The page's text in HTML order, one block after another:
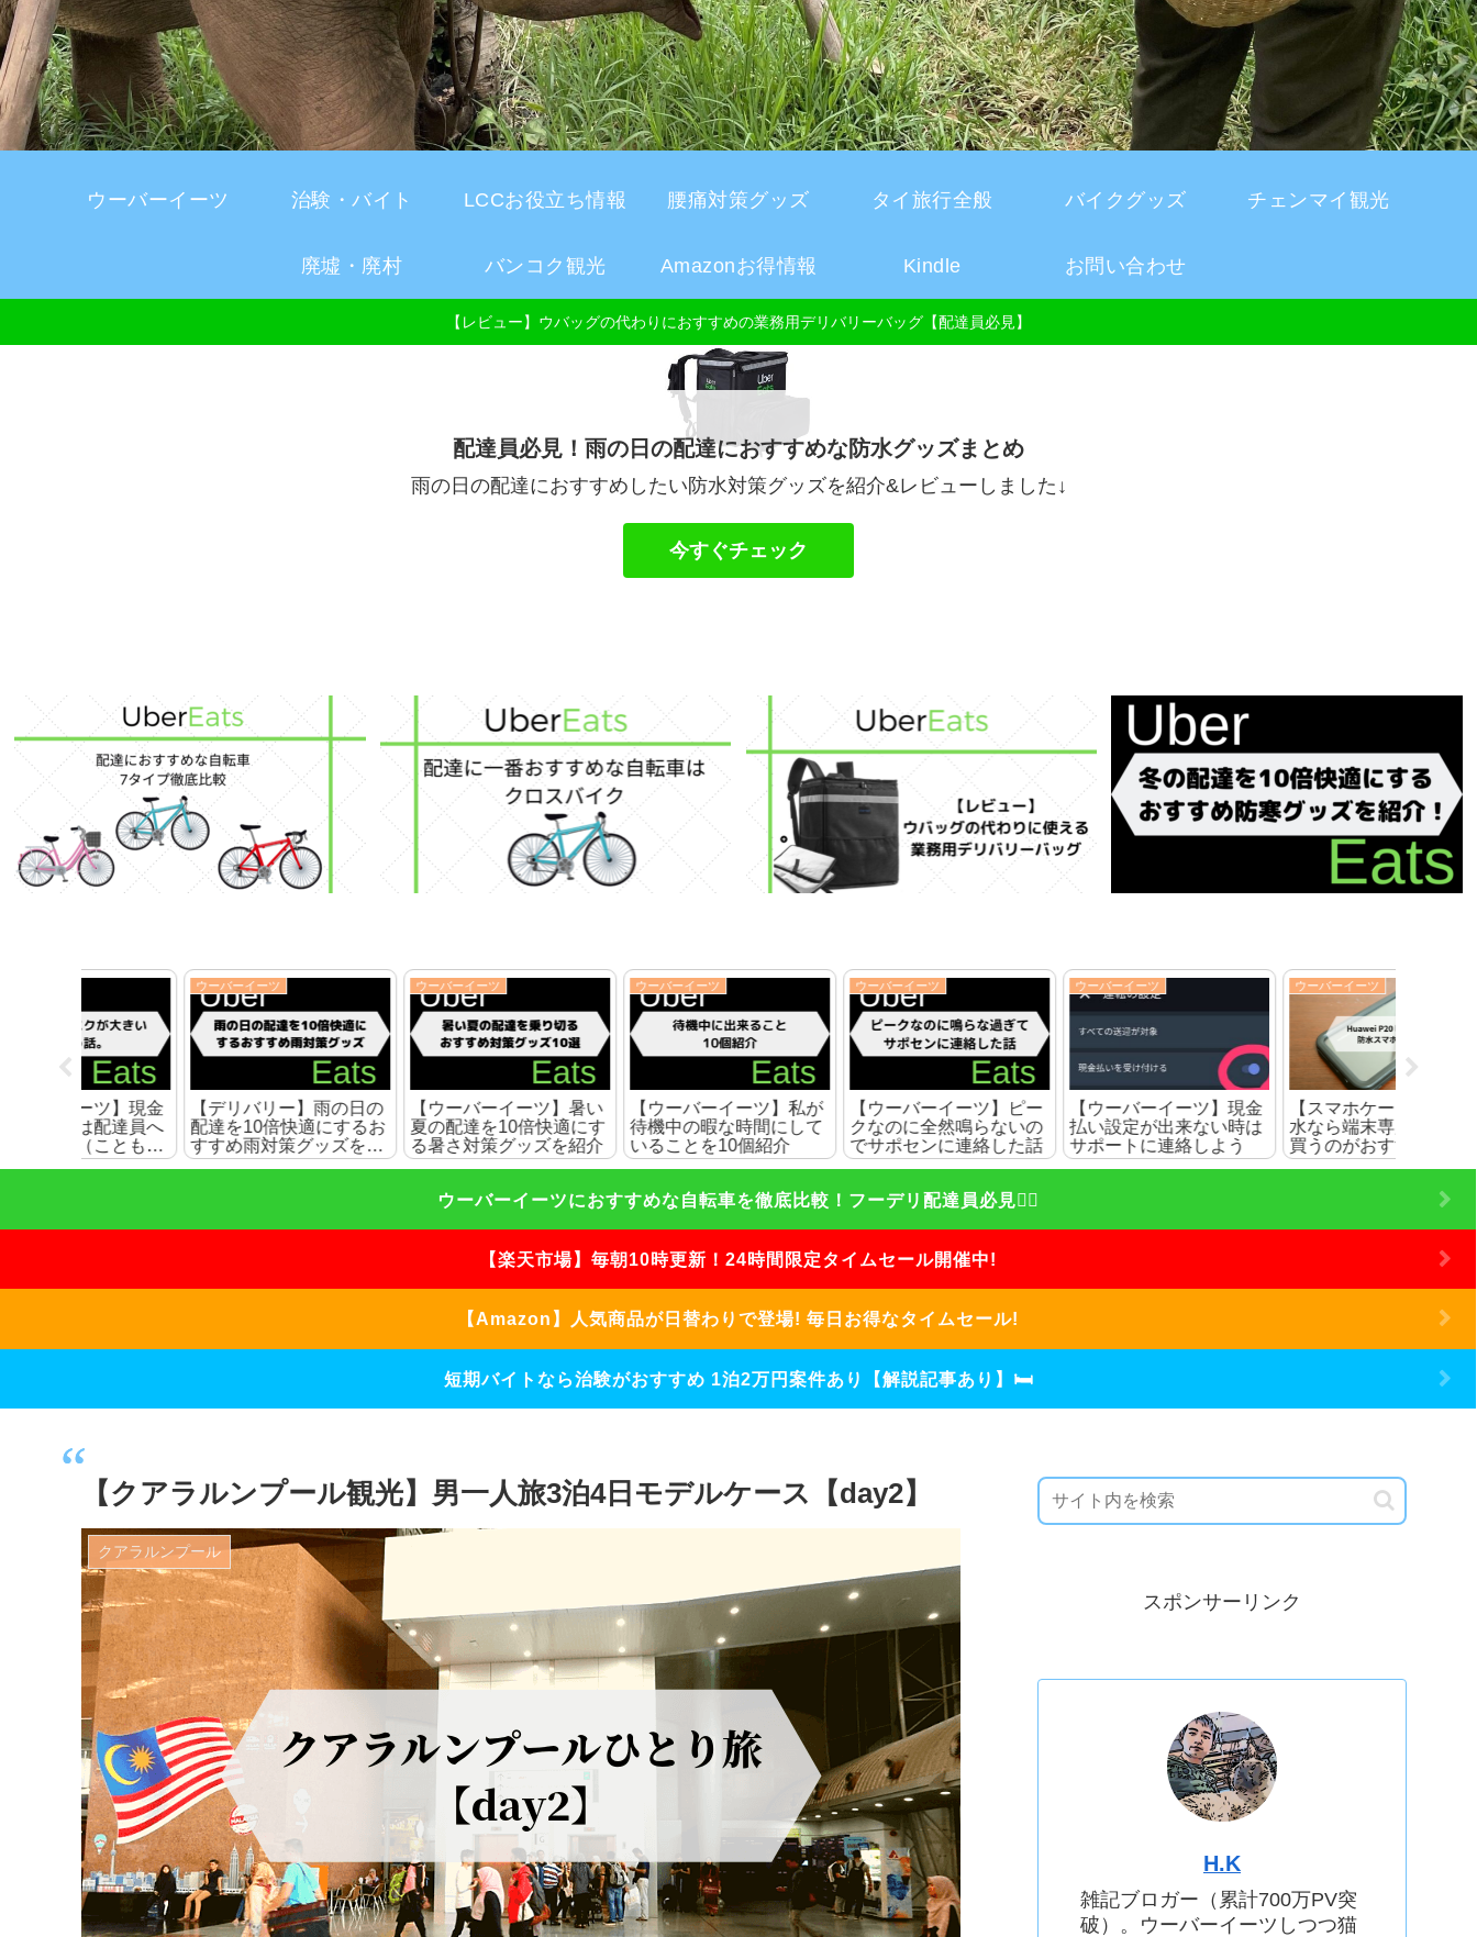
ウーバーイーツ 治験・バイト LCCお役立ち情報 腰痛対策グッズ タイ旅行全般 バイクグッズ チェンマイ観光
廃墟・廃村 バンコク観光 Amazonお得情報 Kindle お問い合わせ
【レビュー】ウバッグの代わりにおすすめの業務用デリバリーバッグ【配達員必見】
配達員必見！雨の日の配達におすすめな防水グッズまとめ
雨の日の配達におすすめしたい防水対策グッズを紹介&レビューしました↓
今すぐチェック
【デリバリー】雨の日の
配達を10倍快適にするお
すすめ雨対策グッズを紹
介
【ウーバーイーツ】暑い
夏の配達を10倍快適にす
る暑さ対策グッズを紹介
【ウーバーイーツ】私が
待機中の暇な時間にして
いることを10個紹介
【ウーバーイーツ】ピー
クなのに全然鳴らないの
でサポセンに連絡した話
【ウーバーイーツ】現金
払い設定が出来ない時は
サポートに連絡しよう
【スマホケース】完全防
水なら端末専用のものを
買うのがおすすめな理由
ウーバーイーツにおすすめな自転車を徹底比較！フーデリ配達員必見🚴‍♀️
【楽天市場】毎朝10時更新！24時間限定タイムセール開催中!
【Amazon】人気商品が日替わりで登場! 毎日お得なタイムセール!
短期バイトなら治験がおすすめ 1泊2万円案件あり【解説記事あり】🛏
【クアラルンプール観光】男一人旅3泊4日モデルケース【day2】
クアラルンプール
スポンサーリンク
H.K
雑記ブロガー（累計700万PV突
破）。ウーバーイーツしつつ猫